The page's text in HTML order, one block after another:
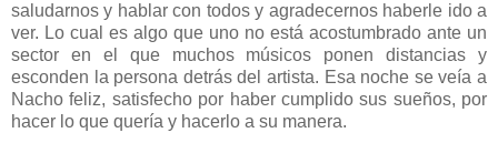
saludarnos y hablar con todos y agradecernos haberle ido a
ver. Lo cual es algo que uno no está acostumbrado ante un
sector en el que muchos músicos ponen distancias y
esconden la persona detrás del artista. Esa noche se veía a
Nacho feliz, satisfecho por haber cumplido sus sueños, por
hacer lo que quería y hacerlo a su manera.